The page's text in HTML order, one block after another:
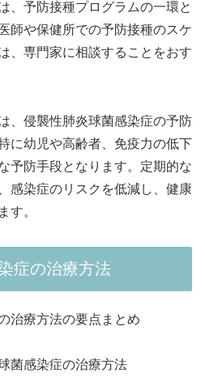
、予防接種プログラムの一環と
師や保健所での予防接種のスケ
、専門家に相談することをおす
、侵襲性肺炎球菌感染症の予防
に幼児や高齢者、免疫力の低下
予防手段となります。定期的な
感染症のリスクを低減し、健康
す。
症の治療方法